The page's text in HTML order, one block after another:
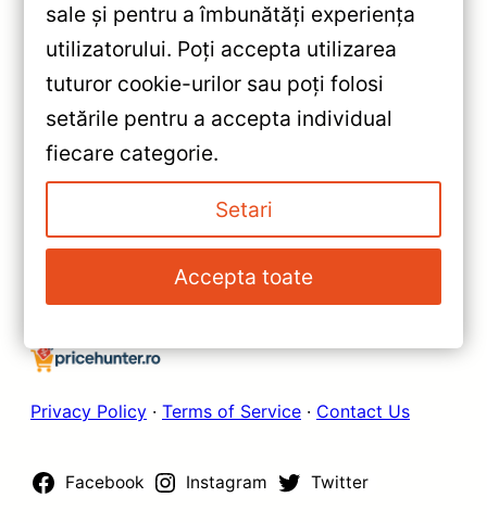
«Navigatie Auto Teyes CC3L
Nissan Pathfinder 2005-2012
9-inch 4+64GB — Recenzie
Detaliată, Testare &
Recomandări
Navigație Auto Teyes CC2 Plus
Nissan Pathfinder 2005-2012
4+64GB — Caracteristici, Păreri
& Preț Actualizat
Privacy Policy · Terms of Service · Contact Us
Facebook Instagram Twitter
sale și pentru a îmbunătăți experiența
utilizatorului. Poți accepta utilizarea
tuturor cookie-urilor sau poți folosi
setările pentru a accepta individual
fiecare categorie.
Setari
Accepta toate